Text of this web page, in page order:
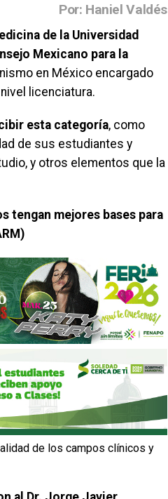
Por: Haniel Valdés
de la Universidad
Mexicano para la
en México encargado
licenciatura.
esta categoría, como
de sus estudiantes y
y otros elementos que la
tengan mejores bases para
de los campos clínicos y